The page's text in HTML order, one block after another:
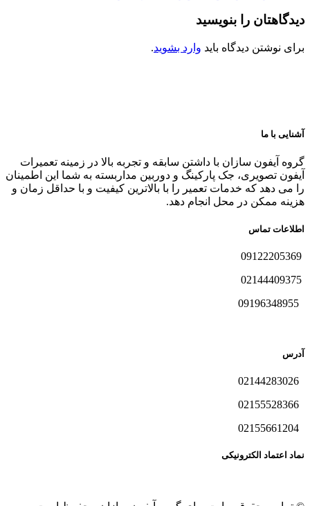
دیدگاهتان را بنویسید
برای نوشتن دیدگاه باید وارد بشوید.
آشنایی با ما
گروه آیفون سازان با داشتن سابقه و تجربه بالا در زمینه تعمیرات
آیفون تصویری، جک پارکینگ و دوربین مداربسته به شما این اطمینان
را می دهد که خدمات تعمیر را با بالاترین کیفیت و با حداقل زمان و
هزینه ممکن در محل انجام دهد.
اطلاعات تماس
آدرس
نماد اعتماد الکترونیکی